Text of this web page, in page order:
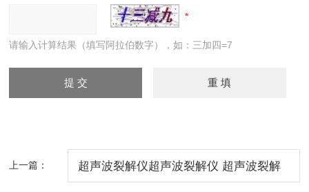
请输入计算结果（填写阿拉伯数字），如：三加四=7
上一篇： 超声波裂解仪超声波裂解仪 超声波裂解